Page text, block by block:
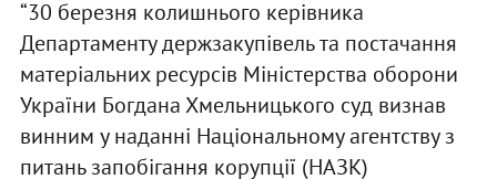
“30 березня колишнього керівника
Департаменту держзакупівель та постачання
матеріальних ресурсів Міністерства оборони
України Богдана Хмельницького суд визнав
винним у наданні Національному агентству з
питань запобігання корупції (НАЗК)